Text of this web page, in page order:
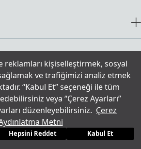
reklamları kişiselleştirmek, sosyal
ve trafiğimizi analiz etmek
“Kabul Et” seçeneği ile tüm
veya “Çerez Ayarları”
düzenleyebilirsiniz. Çerez
Metni
Hepsini Reddet Kabul Et
3 Al 2 Öde!
Çerezler
Metni Kullanım Şartları
Yasal Uyarı
tercihleri